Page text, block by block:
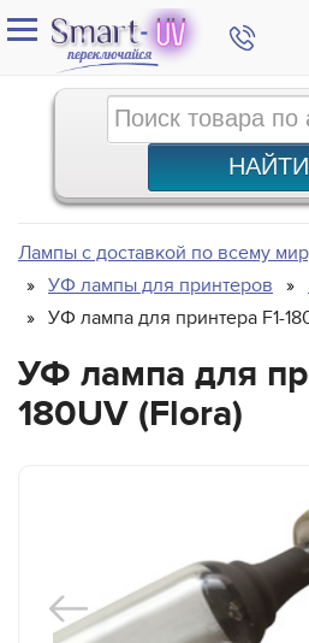
Лампы с доставкой по всему
УФ лампы для принтеров
УФ лампа для принтера F1-
УФ лампа для
180UV (Flora)